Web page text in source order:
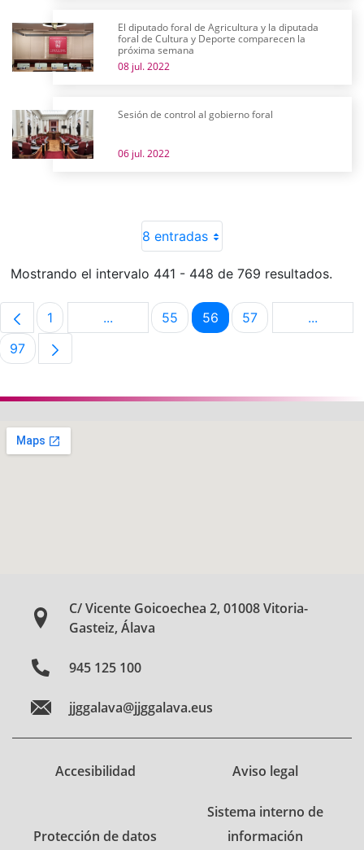
El diputado foral de Agricultura y la diputada
foral de Cultura y Deporte comparecen la
próxima semana
08 jul. 2022
Sesión de control al gobierno foral
06 jul. 2022
8 entradas
Mostrando el intervalo 441 - 448 de 769 resultados.
Página
1 ...Páginas intermedias Use TAB para
Página
55 Página
56 Página
57 ...
Página
97
C/ Vicente Goicoechea 2, 01008 Vitoria-
Gasteiz, Álava
945 125 100
jjggalava@jjggalava.eus
Accesibilidad Aviso legal
Protección de datos
Sistema interno de
información